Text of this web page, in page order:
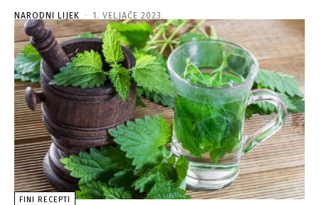
NARODNI LIJEK - 1. VELJAČE 2023.
FINI RECEPTI